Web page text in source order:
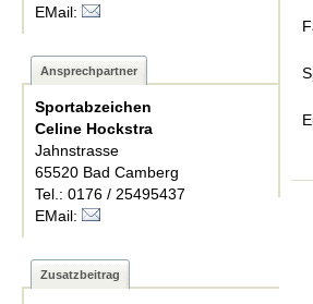
EMail:
Ansprechpartner
Sportabzeichen
Celine Hockstra
Jahnstrasse
65520 Bad Camberg
Tel.: 0176 / 25495437
EMail:
Zusatzbeitrag